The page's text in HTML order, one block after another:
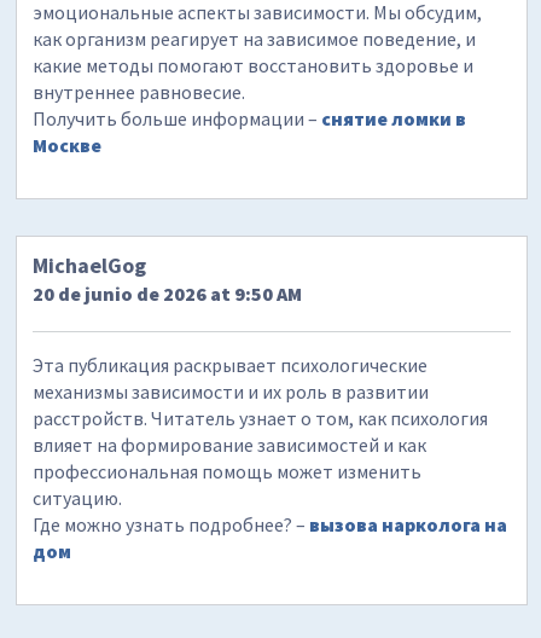
эмоциональные аспекты зависимости. Мы обсудим,
как организм реагирует на зависимое поведение, и
какие методы помогают восстановить здоровье и
внутреннее равновесие.
Получить больше информации – снятие ломки в
Москве
MichaelGog
20 de junio de 2026 at 9:50 AM
Эта публикация раскрывает психологические
механизмы зависимости и их роль в развитии
расстройств. Читатель узнает о том, как психология
влияет на формирование зависимостей и как
профессиональная помощь может изменить
ситуацию.
Где можно узнать подробнее? – вызова нарколога на
дом